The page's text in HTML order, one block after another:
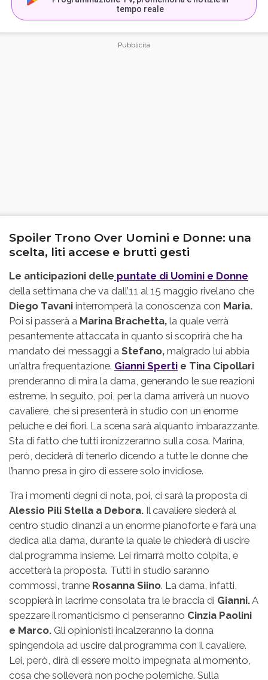
tempo reale
Spoiler Trono Over Uomini e Donne: una
scelta, liti accese e brutti gesti
Le anticipazioni delle puntate di Uomini e Donne
della settimana che va dall’11 al 15 maggio rivelano che
Diego Tavani interromperà la conoscenza con Maria.
Poi si passerà a Marina Brachetta, la quale verrà
pesantemente attaccata in quanto si scoprirà che ha
mandato dei messaggi a Stefano, malgrado lui abbia
un’altra frequentazione. Gianni Sperti e Tina Cipollari
prenderanno di mira la dama, generando le sue reazioni
estreme. In seguito, poi, per la dama arriverà un nuovo
cavaliere, che si presenterà in studio con un enorme
peluche e dei fiori. La scena sarà alquanto imbarazzante.
Sta di fatto che tutti ironizzeranno sulla cosa. Marina,
però, deciderà di tenerlo dicendo a tutte le donne che
l’hanno presa in giro di essere solo invidiose.
Tra i momenti degni di nota, poi, ci sarà la proposta di
Alessio Pili Stella a Debora. Il cavaliere siederà al
centro studio dinanzi a un enorme pianoforte e farà una
dedica alla dama, durante la quale le chiederà di uscire
dal programma insieme. Lei rimarrà molto colpita, e
accetterà la proposta. Tutti in studio saranno
commossi, tranne Rosanna Siino. La dama, infatti,
scoppierà in lacrime consolata tra le braccia di Gianni.A
spezzare il romanticismo ci penseranno Cinzia Paolini
e Marco. Gli opinionisti incalzeranno la donna
spingendola ad uscire dal programma con il cavaliere.
Lei, però, dirà di essere molto impegnata al momento,
cosa che solleverà non poche polemiche. Sulla